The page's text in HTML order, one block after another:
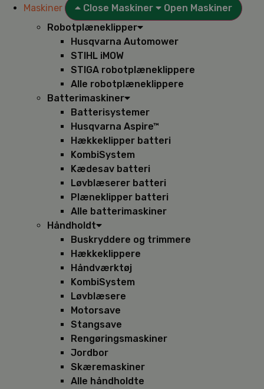
Maskiner
Close Maskiner
Open Maskiner
Robotplæneklipper
Husqvarna Automower
STIHL iMOW
STIGA robotplæneklippere
Alle robotplæneklippere
Batterimaskiner
Batterisystemer
Husqvarna Aspire™
Hækkeklipper batteri
KombiSystem
Kædesav batteri
Løvblæserer batteri
Plæneklipper batteri
Alle batterimaskiner
Håndholdt
Buskryddere og trimmere
Hækkeklippere
Håndværktøj
KombiSystem
Løvblæsere
Motorsave
Stangsave
Rengøringsmaskiner
Jordbor
Skæremaskiner
Alle håndholdte